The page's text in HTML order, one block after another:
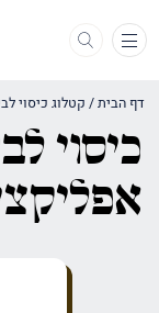
תפריט
דף הבית/ קטלוג כיסוי
כיסוי